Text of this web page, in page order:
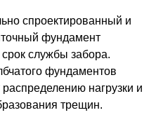
спроектированный и
фундамент
службы забора.
фундаментов
нагрузки и
трещин.